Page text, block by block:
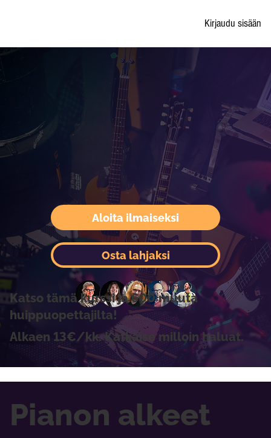
Kirjaudu sisään
Aloita ilmaiseksi
Katso tämä kurssi ja 600 muuta
huippuopettajilta!
Alkaen 13€/kk. Katkaise milloin haluat.
Osta lahjaksi
Pianon alkeet